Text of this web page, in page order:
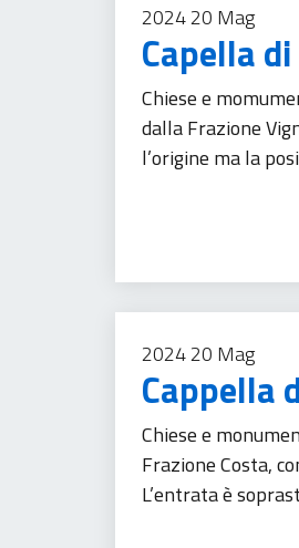
202420 Mag
Capella
Chiese e
dalla Frazione
l’origine ma la
202420 Mag
Cappella
Chiese e
Frazione Costa,
L’entrata è